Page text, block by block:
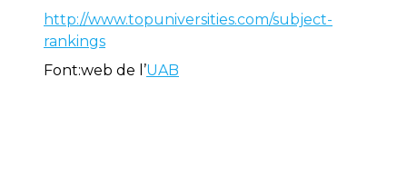
http://www.topuniversities.com/subject-
rankings
Font:web de l’UAB